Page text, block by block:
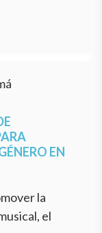
EN
la
el